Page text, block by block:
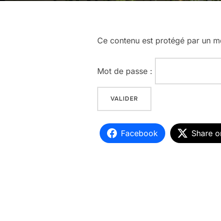
Ce contenu est protégé par un
Mot de passe :
Facebook Share